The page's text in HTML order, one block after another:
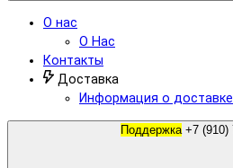
О нас
О Нас
Контакты
Доставка
Информация о доставке
Поддержка